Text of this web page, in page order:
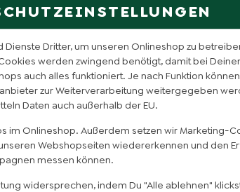
Dienste Dritter, um unseren Onlineshop zu
werden zwingend benötigt, damit bei
auch alles funktioniert. Je nach Funktion können
zur Weiterverarbeitung weitergegeben
Daten auch außerhalb der EU.
im Onlineshop. Außerdem setzen wir Marketing-
Webshopseiten wiedererkennen und den
messen können.
widersprechen, indem Du "Alle ablehnen"